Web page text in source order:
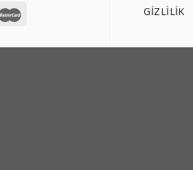
GİZLİLİK